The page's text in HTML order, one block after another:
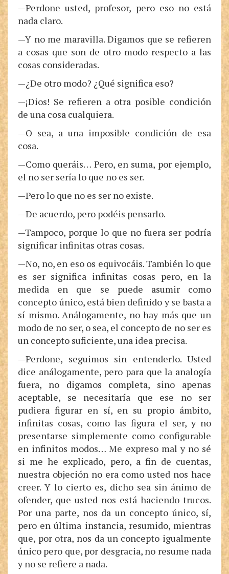
—Perdone usted, profesor, pero eso no está
nada claro.
—Y no me maravilla. Digamos que se refieren
a cosas que son de otro modo respecto a las
cosas consideradas.
—¿De otro modo? ¿Qué significa eso?
—¡Dios! Se refieren a otra posible condición
de una cosa cualquiera.
—O sea, a una imposible condición de esa
cosa.
—Como queráis… Pero, en suma, por ejemplo,
el no ser sería lo que no es ser.
—Pero lo que no es ser no existe.
—De acuerdo, pero podéis pensarlo.
—Tampoco, porque lo que no fuera ser podría
significar infinitas otras cosas.
—No, no, en eso os equivocáis. También lo que
es ser significa infinitas cosas pero, en la
medida en que se puede asumir como
concepto único, está bien definido y se basta a
sí mismo. Análogamente, no hay más que un
modo de no ser, o sea, el concepto de no ser es
un concepto suficiente, una idea precisa.
—Perdone, seguimos sin entenderlo. Usted
dice análogamente, pero para que la analogía
fuera, no digamos completa, sino apenas
aceptable, se necesitaría que ese no ser
pudiera figurar en sí, en su propio ámbito,
infinitas cosas, como las figura el ser, y no
presentarse simplemente como configurable
en infinitos modos… Me expreso mal y no sé
si me he explicado, pero, a fin de cuentas,
nuestra objeción no era como usted nos hace
creer. Y lo cierto es, dicho sea sin ánimo de
ofender, que usted nos está haciendo trucos.
Por una parte, nos da un concepto único, sí,
pero en última instancia, resumido, mientras
que, por otra, nos da un concepto igualmente
único pero que, por desgracia, no resume nada
y no se refiere a nada.